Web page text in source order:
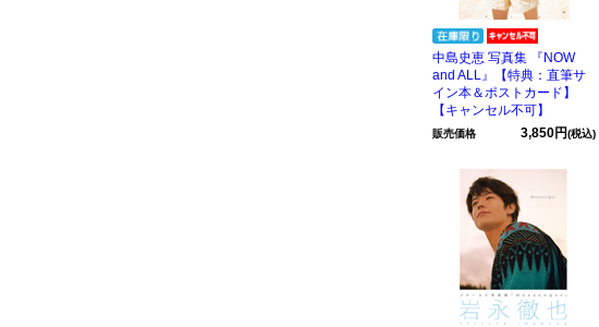
中島史恵 写真集 『NOW
and ALL』【特典：直筆サ
イン本＆ポストカード】
【キャンセル不可】
販売価格 3,850円(税込)